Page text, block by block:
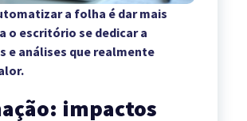
a folha é dar mais
o escritório se dedicar a
e análises que realmente
impactos